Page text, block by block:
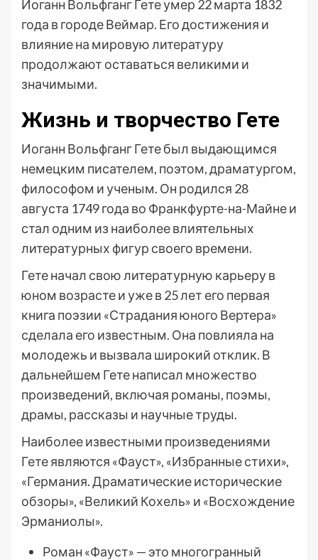
Иоганн Вольфганг Гете умер 22 марта 1832
года в городе Веймар. Его достижения и
влияние на мировую литературу
продолжают оставаться великими и
значимыми.
Жизнь и творчество Гете
Иоганн Вольфганг Гете был выдающимся
немецким писателем, поэтом, драматургом,
философом и ученым. Он родился 28
августа 1749 года во Франкфурте-на-Майне и
стал одним из наиболее влиятельных
литературных фигур своего времени.
Гете начал свою литературную карьеру в
юном возрасте и уже в 25 лет его первая
книга поэзии «Страдания юного Вертера»
сделала его известным. Она повлияла на
молодежь и вызвала широкий отклик. В
дальнейшем Гете написал множество
произведений, включая романы, поэмы,
драмы, рассказы и научные труды.
Наиболее известными произведениями
Гете являются «Фауст», «Избранные стихи»,
«Германия. Драматические исторические
обзоры», «Великий Кохель» и «Восхождение
Эрманиолы».
Роман «Фауст» — это многогранный